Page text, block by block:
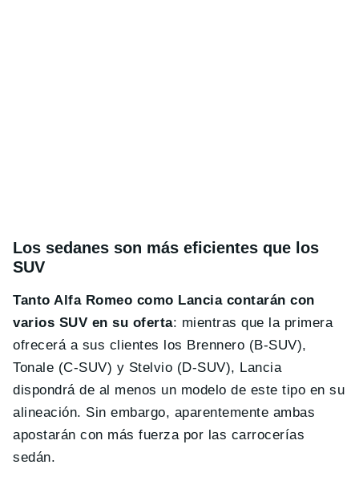
Los sedanes son más eficientes que los
SUV
Tanto Alfa Romeo como Lancia contarán con
varios SUV en su oferta: mientras que la primera
ofrecerá a sus clientes los Brennero (B-SUV),
Tonale (C-SUV) y Stelvio (D-SUV), Lancia
dispondrá de al menos un modelo de este tipo en su
alineación. Sin embargo, aparentemente ambas
apostarán con más fuerza por las carrocerías
sedán.